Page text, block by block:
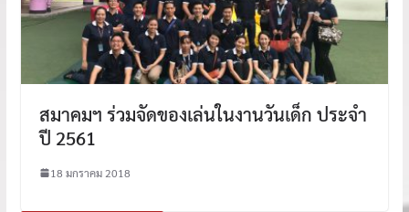
สมาคมฯ ร่วมจัดของเล่นในงานวันเด็ก ประจำ
ปี 2561
18 มกราคม 2018